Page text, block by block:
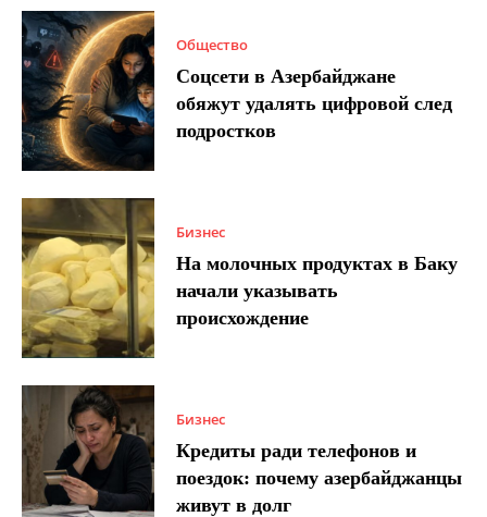
Общество
Соцсети в Азербайджане
обяжут удалять цифровой след
подростков
Бизнес
На молочных продуктах в Баку
начали указывать
происхождение
Бизнес
Кредиты ради телефонов и
поездок: почему азербайджанцы
живут в долг